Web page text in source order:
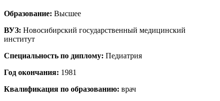
Образование: Высшее
ВУЗ: Новосибирский государственный медицинский
институт
Специальность по диплому: Педиатрия
Год окончания: 1981
Квалификация по образованию: врач